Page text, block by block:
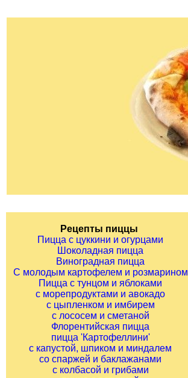
Рецепты пиццы
Пицца с цуккини и огурцами
Шоколадная пицца
Виноградная пицца
С молодым картофелем и розмарином
Пицца с тунцом и яблоками
с морепродуктами и авокадо
с цыпленком и имбирем
с лососем и сметаной
Флорентийская пицца
пицца 'Картофеллини'
с капустой, шпиком и миндалем
со спаржей и баклажанами
с колбасой и грибами